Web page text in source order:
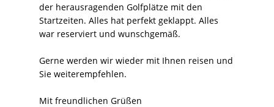
der herausragenden Golfplätze mit den
Startzeiten. Alles hat perfekt geklappt. Alles
war reserviert und wunschgemäß.
Gerne werden wir wieder mit Ihnen reisen und
Sie weiterempfehlen.
Mit freundlichen Grüßen